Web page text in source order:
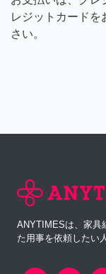
レジットカードを
さい。
ANYTIMESは、家具
た用事を依頼したい